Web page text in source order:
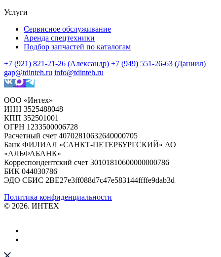
Услуги
Сервисное обслуживание
Аренда спецтехники
Подбор запчастей по каталогам
+7 (921) 821-21-26 (Александр) +7 (949) 551-26-63 (Даниил)
gap@tdinteh.ru info@tdinteh.ru
ООО «Интех»
ИНН 3525488048
КПП 352501001
ОГРН 1233500006728
Расчетный счет 40702810632640000705
Банк ФИЛИАЛ «САНКТ-ПЕТЕРБУРГСКИЙ» АО
«АЛЬФАБАНК»
Корреспондентский счет 30101810600000000786
БИК 044030786
ЭДО СБИС 2BE27e3ff088d7c47e583144ffffe9dab3d
Политика конфиденциальности
© 2026. ИНТЕХ